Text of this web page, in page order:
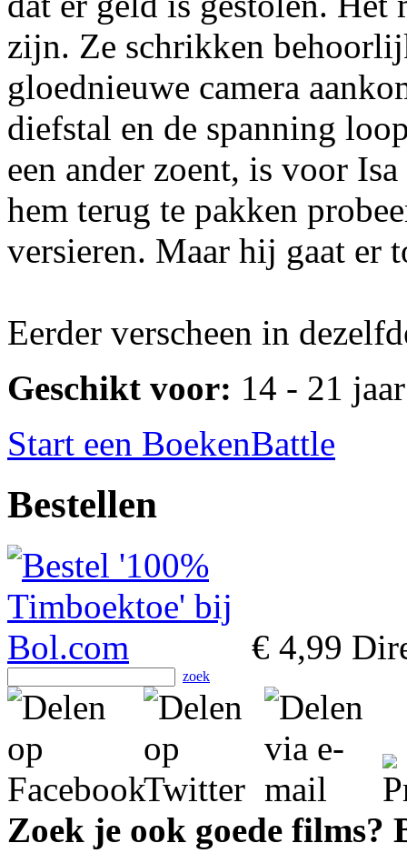
zijn. Ze schrikken
gloednieuwe camera
diefstal en de spanning
een ander zoent, is voor
hem terug te pakken
versieren. Maar hij gaat er
Eerder verscheen in
Geschikt voor: 14 - 21 jaar
Start een BoekenBattle
Bestellen
€ 4,99
zoek
Zoek je ook goede films?